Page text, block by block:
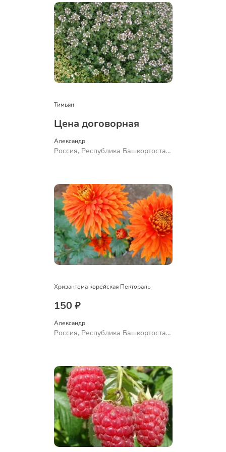
Тимьян
Цена договорная
Александр
Россия, Республика Башкортостан,
Хризантема корейская Пектораль
150 ₽
Александр
Россия, Республика Башкортостан,